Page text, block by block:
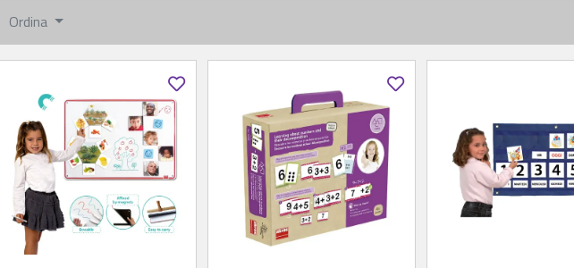
Ordina